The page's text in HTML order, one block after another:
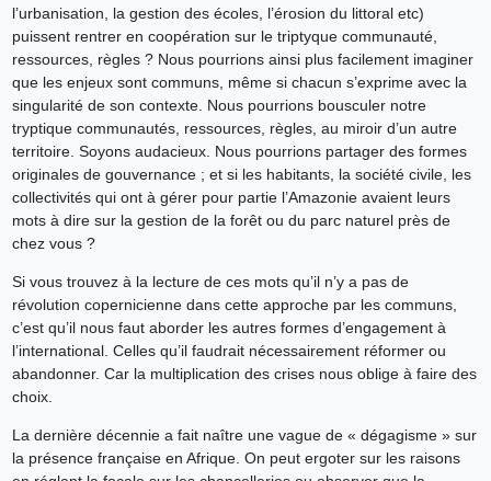
l’urbanisation, la gestion des écoles, l’érosion du littoral etc)
puissent rentrer en coopération sur le triptyque communauté,
ressources, règles ? Nous pourrions ainsi plus facilement imaginer
que les enjeux sont communs, même si chacun s’exprime avec la
singularité de son contexte. Nous pourrions bousculer notre
tryptique communautés, ressources, règles, au miroir d’un autre
territoire. Soyons audacieux. Nous pourrions partager des formes
originales de gouvernance ; et si les habitants, la société civile, les
collectivités qui ont à gérer pour partie l’Amazonie avaient leurs
mots à dire sur la gestion de la forêt ou du parc naturel près de
chez vous ?
Si vous trouvez à la lecture de ces mots qu’il n’y a pas de
révolution copernicienne dans cette approche par les communs,
c’est qu’il nous faut aborder les autres formes d’engagement à
l’international. Celles qu’il faudrait nécessairement réformer ou
abandonner. Car la multiplication des crises nous oblige à faire des
choix.
La dernière décennie a fait naître une vague de « dégagisme » sur
la présence française en Afrique. On peut ergoter sur les raisons